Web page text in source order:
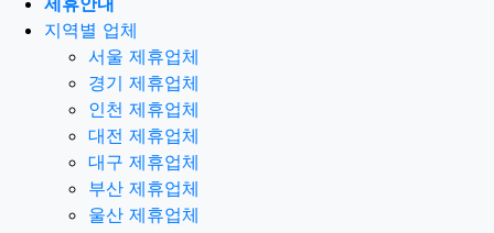
지역별 업체
서울 제휴업체
경기 제휴업체
인천 제휴업체
대전 제휴업체
대구 제휴업체
부산 제휴업체
울산 제휴업체